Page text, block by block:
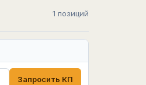
1 позиций
Запросить КП